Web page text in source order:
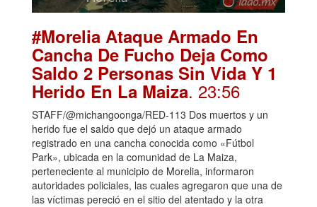
#Morelia Ataque Armado En
Cancha De Fucho Deja Como
Saldo 2 Personas Sin Vida Y 1
Herido En La Maiza. 23:56
STAFF/@michangoonga/RED-113 Dos muertos y un
herido fue el saldo que dejó un ataque armado
registrado en una cancha conocida como «Fútbol
Park», ubicada en la comunidad de La Maiza,
perteneciente al municipio de Morelia, informaron
autoridades policiales, las cuales agregaron que una de
las víctimas pereció en el sitio del atentado y la otra